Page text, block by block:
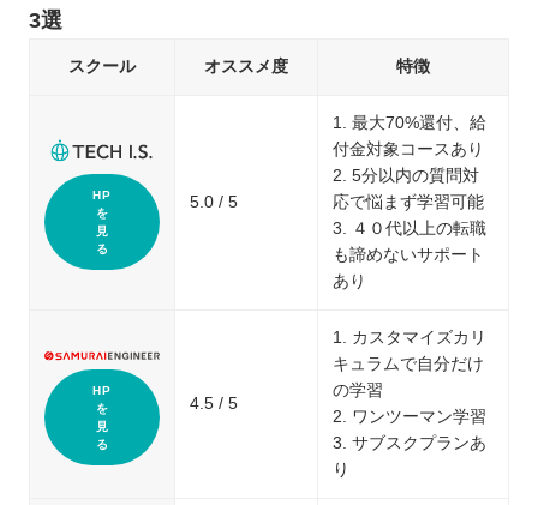
3選
スクール オススメ度 特徴
HP
を
見
る
5.0 / 5
1. 最大70%還付、給
付金対象コースあり
2. 5分以内の質問対
応で悩まず学習可能
3. ４０代以上の転職
も諦めないサポート
あり
HP
を
見
る
4.5 / 5
1. カスタマイズカリ
キュラムで自分だけ
の学習
2. ワンツーマン学習
3. サブスクプランあ
り